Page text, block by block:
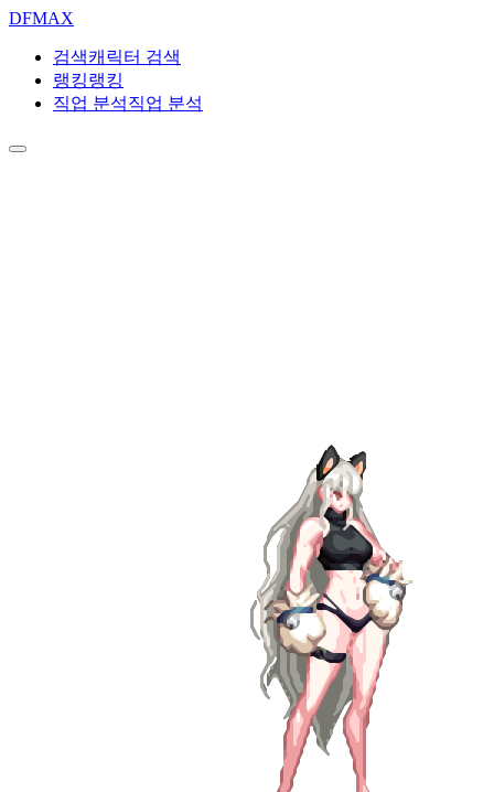
DFMAX
검색캐릭터 검색
랭킹랭킹
직업 분석직업 분석